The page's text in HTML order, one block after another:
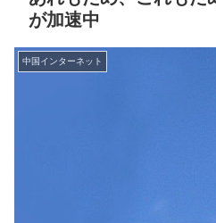
が加速中
中国インターネット